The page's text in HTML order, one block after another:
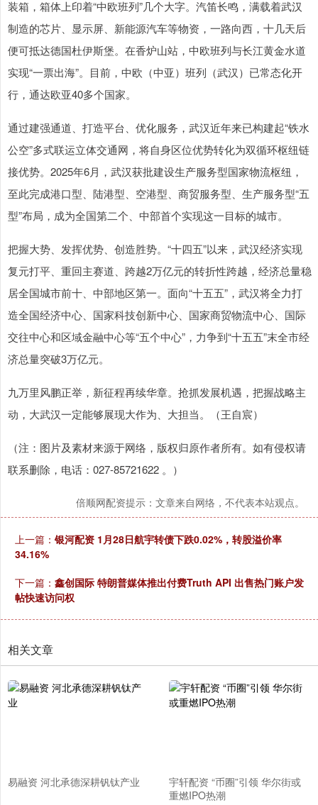
装箱，箱体上印着“中欧班列”几个大字。汽笛长鸣，满载着武汉
制造的芯片、显示屏、新能源汽车等物资，一路向西，十几天后
便可抵达德国杜伊斯堡。在香炉山站，中欧班列与长江黄金水道
实现“一票出海”。目前，中欧（中亚）班列（武汉）已常态化开
行，通达欧亚40多个国家。
通过建强通道、打造平台、优化服务，武汉近年来已构建起“铁水
公空”多式联运立体交通网，将自身区位优势转化为双循环枢纽链
接优势。2025年6月，武汉获批建设生产服务型国家物流枢纽，
至此完成港口型、陆港型、空港型、商贸服务型、生产服务型“五
型”布局，成为全国第二个、中部首个实现这一目标的城市。
把握大势、发挥优势、创造胜势。“十四五”以来，武汉经济实现
复元打平、重回主赛道、跨越2万亿元的转折性跨越，经济总量稳
居全国城市前十、中部地区第一。面向“十五五”，武汉将全力打
造全国经济中心、国家科技创新中心、国家商贸物流中心、国际
交往中心和区域金融中心等“五个中心”，力争到“十五五”末全市经
济总量突破3万亿元。
九万里风鹏正举，新征程再续华章。抢抓发展机遇，把握战略主
动，大武汉一定能够展现大作为、大担当。（王自宸）
（注：图片及素材来源于网络，版权归原作者所有。如有侵权请
联系删除，电话：027-85721622 。）
倍顺网配资提示：文章来自网络，不代表本站观点。
上一篇： 银河配资 1月28日航宇转债下跌0.02%，转股溢价率
34.16%
下一篇： 鑫创国际 特朗普媒体推出付费Truth API 出售热门账户发
帖快速访问权
相关文章
易融资 河北承德深耕钒钛产业
宇轩配资 “币圈”引领 华尔街或
重燃IPO热潮